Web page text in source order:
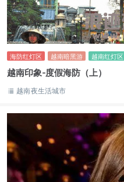
海防红灯区 越南暗黑游 越南红灯区
越南印象-度假海防（上）
越南夜生活城市